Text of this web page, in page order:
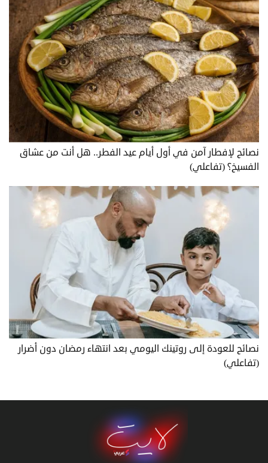
نصائح لإفطار آمن في أول أيام عيد الفطر.. هل أنت من عشاق
الفسيخ؟ (تفاعلي)
نصائح للعودة إلى روتينك اليومي بعد انتهاء رمضان دون أضرار
(تفاعلي)